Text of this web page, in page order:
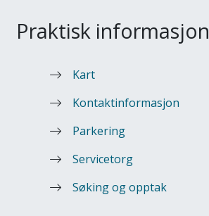
Praktisk informasjon
Kart
Kontaktinformasjon
Parkering
Servicetorg
Søking og opptak